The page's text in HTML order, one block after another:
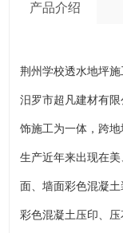
产品介绍
荆州学校透水地坪施
汨罗市超凡建材有
饰施工为一体，跨
生产近年来出现在
面、墙面彩色混凝土
彩色混凝土压印、